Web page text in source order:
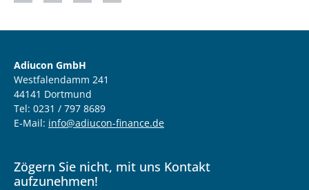
Adiucon GmbH
Westfalendamm 241
44141 Dortmund
Tel: 0231 / 797 8689
E-Mail: info@adiucon-finance.de
Zögern Sie nicht, mit uns Kontakt
aufzunehmen!